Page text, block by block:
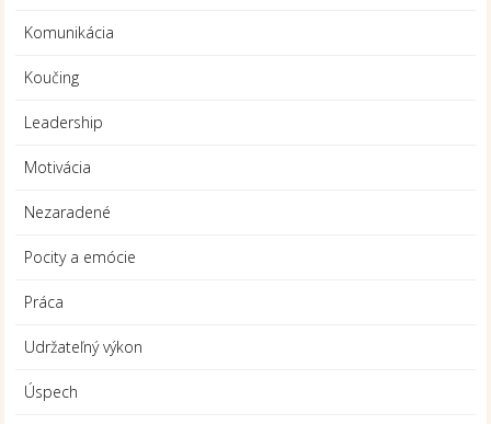
Komunikácia
Koučing
Leadership
Motivácia
Nezaradené
Pocity a emócie
Práca
Udržateľný výkon
Úspech